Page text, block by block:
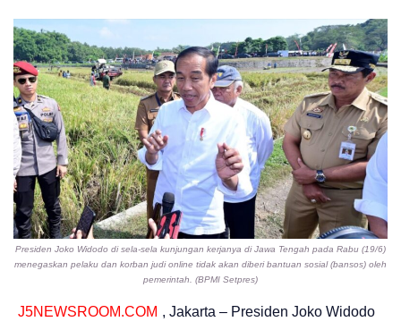
Presiden Joko Widodo di sela-sela kunjungan kerjanya di Jawa Tengah pada Rabu (19/6)
menegaskan pelaku dan korban judi online tidak akan diberi bantuan sosial (bansos) oleh
pemerintah. (BPMI Setpres)
J5NEWSROOM.COM , Jakarta – Presiden Joko Widodo